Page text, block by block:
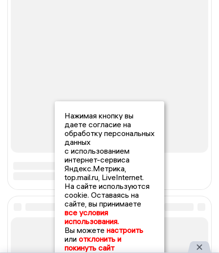
Нажимая кнопку вы
даете согласие на
обработку персональных
данных
с использованием
интернет-сервиса
Яндекс.Метрика,
top.mail.ru, LiveInternet.
На сайте используются
cookie. Оставаясь на
сайте, вы принимаете
все условия
использования.
Вы можете настроить
или отклонить и
покинуть сайт